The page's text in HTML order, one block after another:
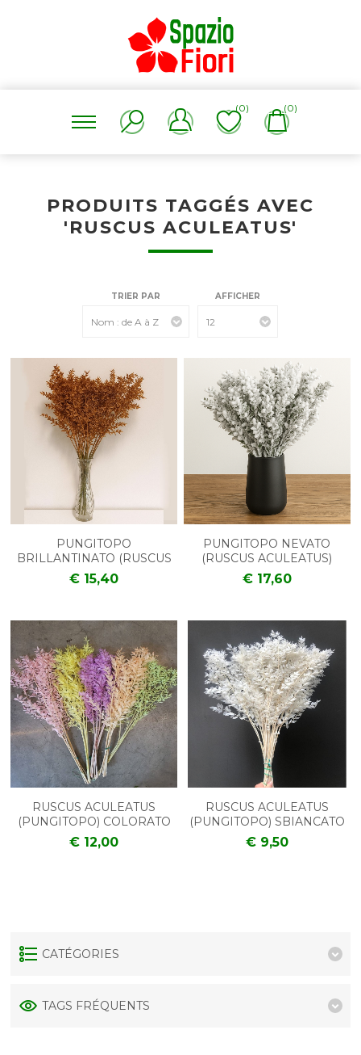
(0) (0)
PRODUITS TAGGÉS AVEC
'RUSCUS ACULEATUS'
TRIER PAR AFFICHER
PUNGITOPO
BRILLANTINATO (RUSCUS
ACULEATUS)
€ 15,40
PUNGITOPO NEVATO
(RUSCUS ACULEATUS)
€ 17,60
RUSCUS ACULEATUS
(PUNGITOPO) COLORATO
€ 12,00
RUSCUS ACULEATUS
(PUNGITOPO) SBIANCATO
€ 9,50
CATÉGORIES
TAGS FRÉQUENTS